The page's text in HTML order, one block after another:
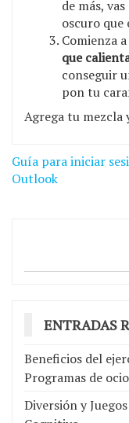
de más,
oscuro que
Comienza
que
conseguir
pon tu
Agrega tu mezcla
de
Guía para iniciar
Outlook
ENTRADAS
Beneficios del
Programas de
Diversión y